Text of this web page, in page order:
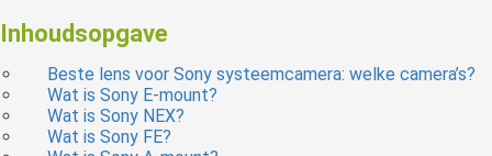
Inhoudsopgave
Beste lens voor Sony systeemcamera: welke camera’s?
Wat is Sony E-mount?
Wat is Sony NEX?
Wat is Sony FE?